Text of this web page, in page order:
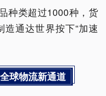
种类超过1000种，货
通达世界按下“加速
球物流新通道